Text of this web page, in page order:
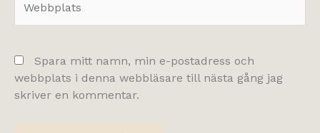
Spara mitt namn, min e-postadress och
webbplats i denna webbläsare till nästa gång jag
skriver en kommentar.